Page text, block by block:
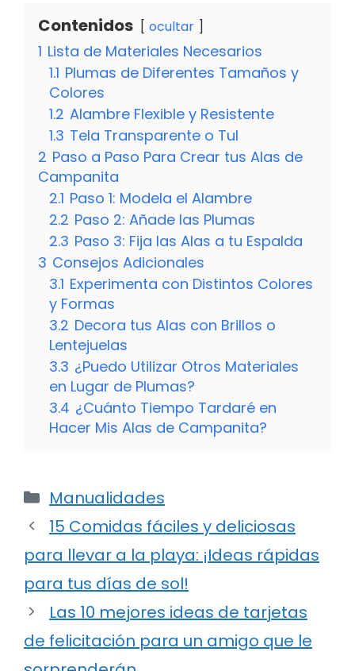
Contenidos ocultar
1 Lista de Materiales Necesarios
1.1 Plumas de Diferentes Tamaños y
Colores
1.2 Alambre Flexible y Resistente
1.3 Tela Transparente o Tul
2 Paso a Paso Para Crear tus Alas de
Campanita
2.1 Paso 1: Modela el Alambre
2.2 Paso 2: Añade las Plumas
2.3 Paso 3: Fija las Alas a tu Espalda
3 Consejos Adicionales
3.1 Experimenta con Distintos Colores
y Formas
3.2 Decora tus Alas con Brillos o
Lentejuelas
3.3 ¿Puedo Utilizar Otros Materiales
en Lugar de Plumas?
3.4 ¿Cuánto Tiempo Tardaré en
Hacer Mis Alas de Campanita?
Categorías
Manualidades
15 Comidas fáciles y deliciosas
para llevar a la playa: ¡Ideas rápidas
para tus días de sol!
Las 10 mejores ideas de tarjetas
de felicitación para un amigo que le